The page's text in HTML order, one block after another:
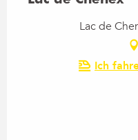
Lac de
Ich